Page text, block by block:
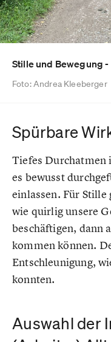
Stille und Bewegung
Foto: Andrea Kleeberger
Spürbare
Tiefes Durchatmen
es bewusst
einlassen. Für
wie quirlig unsere
beschäftigen, dann
kommen können.
Entschleunigung,
konnten.
Auswahl der